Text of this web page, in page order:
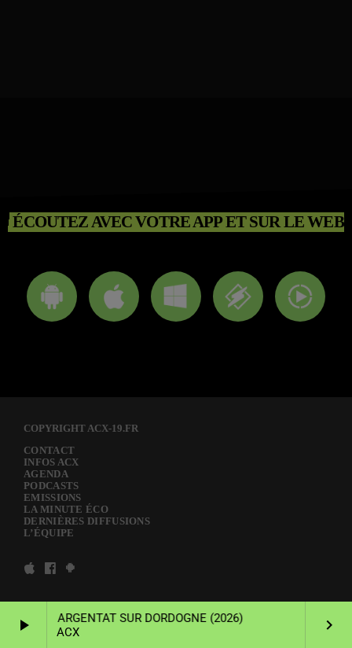
play_arrow ARGENTAT SUR DORDOGNE (2026)
ACX
keyboard_arrow_right
ÉCOUTEZ AVEC VOTRE APP ET SUR LE WEB
COPYRIGHT ACX-19.FR
CONTACT
INFOS ACX
AGENDA
PODCASTS
EMISSIONS
LA MINUTE ÉCO
DERNIÈRES DIFFUSIONS
L’ÉQUIPE